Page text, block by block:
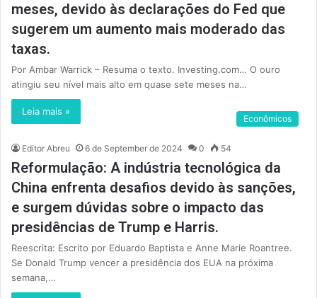
meses, devido às declarações do Fed que
sugerem um aumento mais moderado das
taxas.
Por Ambar Warrick – Resuma o texto. Investing.com… O ouro
atingiu seu nível mais alto em quase sete meses na…
Leia mais »
Econômicos
Editor Abreu 6 de September de 2024 0 54
Reformulação: A indústria tecnológica da
China enfrenta desafios devido às sanções,
e surgem dúvidas sobre o impacto das
presidências de Trump e Harris.
Reescrita: Escrito por Eduardo Baptista e Anne Marie Roantree.
Se Donald Trump vencer a presidência dos EUA na próxima
semana,…